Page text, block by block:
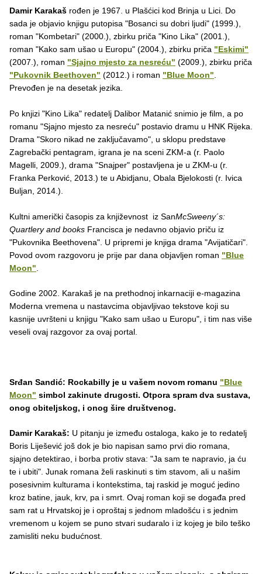
Damir Karakaš rođen je 1967. u Plašćici kod Brinja u Lici. Do
sada je objavio knjigu putopisa "Bosanci su dobri ljudi" (1999.),
roman "Kombetari" (2000.), zbirku priča "Kino Lika" (2001.),
roman "Kako sam ušao u Europu" (2004.), zbirku priča "Eskimi"
(2007.), roman "Sjajno mjesto za nesreću" (2009.), zbirku priča
"Pukovnik Beethoven" (2012.) i roman "Blue Moon"
Prevođen je na desetak jezika.
Po knjizi "Kino Lika" redatelj Dalibor Matanić snimio je film, a po
romanu "Sjajno mjesto za nesreću" postavio dramu u HNK Rijeka.
Drama "Skoro nikad ne zaključavamo", u sklopu predstave
Zagrebački pentagram, igrana je na sceni ZKM-a (r. Paolo
Magelli, 2009.), drama "Snajper" postavljena je u ZKM-u (r.
Franka Perković, 2013.) te u Abidjanu, Obala Bjelokosti (r. Ivica
Buljan, 2014.).
Kultni američki časopis za književnost iz SanMcSweeny´s:
Quartlery and books Francisca je nedavno objavio priču iz
"Pukovnika Beethovena". U pripremi je knjiga drama "Avijatičari".
Povod ovom razgovoru je prije par dana objavljen roman "Blue
Moon"
Godine 2002. Karakaš je na prethodnoj inkarnaciji e-magazina
Moderna vremena u nastavcima objavljivao tekstove koji su
kasnije uvršteni u knjigu "Kako sam ušao u Europu", i tim nas više
veseli ovaj razgovor za ovaj portal.
Srđan Sandić: Rockabilly je u vašem novom romanu "Blue
Moon" simbol zakinute drugosti. Otpora spram dva sustava,
onog obiteljskog, i onog šire društvenog.
Damir Karakaš: U pitanju je između ostaloga, kako je to redatelj
Boris Liješević još dok je bio napisan samo prvi dio romana,
sjajno detektirao, i borba protiv stava: "Ja sam te napravio, ja ću
te i ubiti". Junak romana želi raskinuti s tim stavom, ali u našim
posesivnim kulturama i kontekstima, taj raskid je moguć jedino
kroz batine, jauk, krv, pa i smrt. Ovaj roman koji se događa pred
sam rat u Hrvatskoj je i oproštaj s jednom mladošću i s jednim
vremenom u kojem se puno stvari sudaralo i iz kojeg je bilo teško
zamisliti neku budućnost.